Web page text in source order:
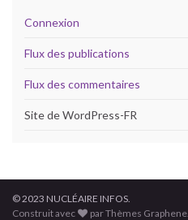
Connexion
Flux des publications
Flux des commentaires
Site de WordPress-FR
© 2023 NUCLÉAIRE INFOS.
Construit avec
par Thèmes Graphene.